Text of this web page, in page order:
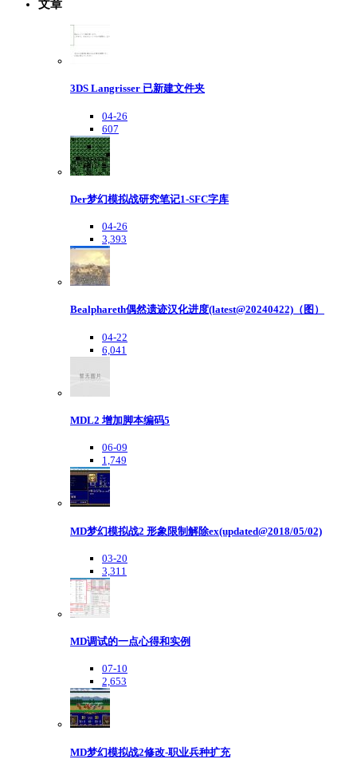
文章
3DS Langrisser 已新建文件夹
04-26
607
Der梦幻模拟战研究笔记1-SFC字库
04-26
3,393
Bealphareth偶然遗迹汉化进度(latest@20240422)（图）
04-22
6,041
MDL2 增加脚本编码5
06-09
1,749
MD梦幻模拟战2 形象限制解除ex(updated@2018/05/02)
03-20
3,311
MD调试的一点心得和实例
07-10
2,653
MD梦幻模拟战2修改-职业兵种扩充